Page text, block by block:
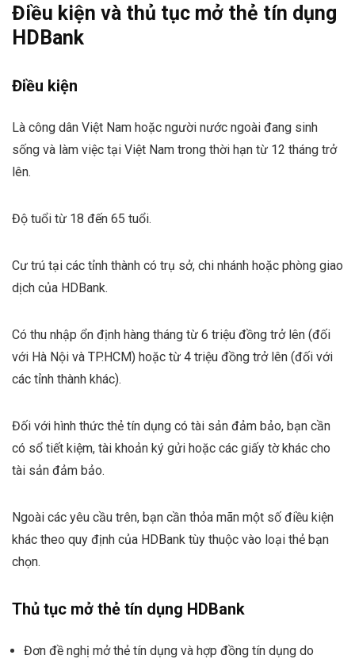
Điều kiện và thủ tục mở thẻ tín dụng
HDBank
Điều kiện
Là công dân Việt Nam hoặc người nước ngoài đang sinh
sống và làm việc tại Việt Nam trong thời hạn từ 12 tháng trở
lên.
Độ tuổi từ 18 đến 65 tuổi.
Cư trú tại các tỉnh thành có trụ sở, chi nhánh hoặc phòng giao
dịch của HDBank.
Có thu nhập ổn định hàng tháng từ 6 triệu đồng trở lên (đối
với Hà Nội và TP.HCM) hoặc từ 4 triệu đồng trở lên (đối với
các tỉnh thành khác).
Đối với hình thức thẻ tín dụng có tài sản đảm bảo, bạn cần
có sổ tiết kiệm, tài khoản ký gửi hoặc các giấy tờ khác cho
tài sản đảm bảo.
Ngoài các yêu cầu trên, bạn cần thỏa mãn một số điều kiện
khác theo quy định của HDBank tùy thuộc vào loại thẻ bạn
chọn.
Thủ tục mở thẻ tín dụng HDBank
Đơn đề nghị mở thẻ tín dụng và hợp đồng tín dụng do